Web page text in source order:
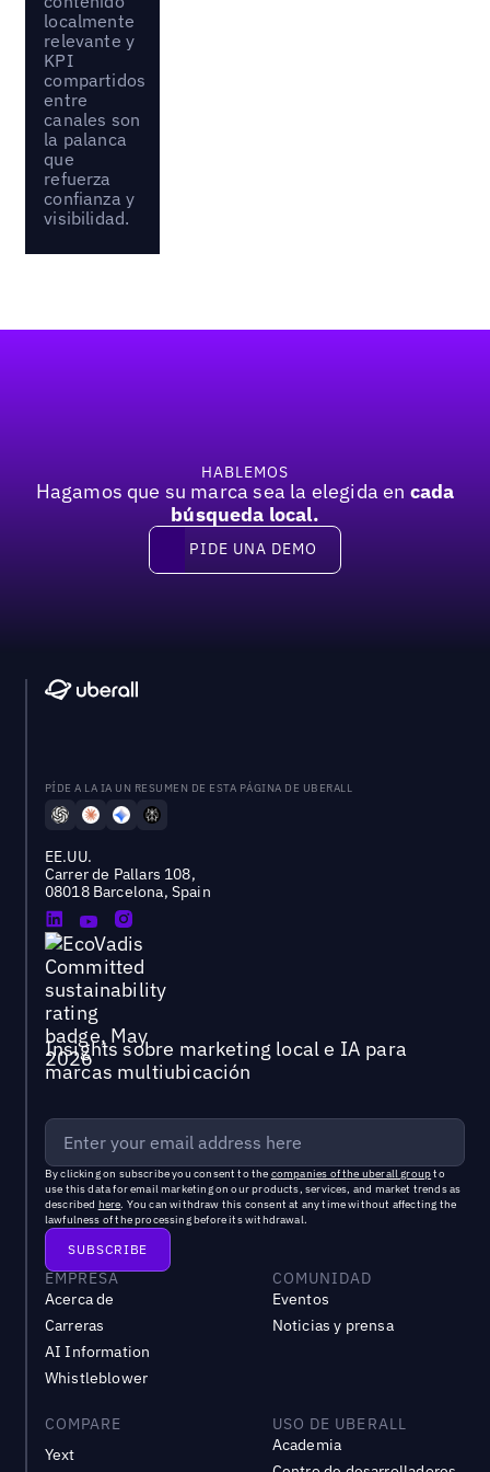
localmente
relevante y
KPI
compartidos
entre
canales son
la palanca
que
refuerza
confianza y
visibilidad.
HABLEMOS
Hagamos que su marca sea la elegida en cada
búsqueda local.
Pide una demo
PIDE UNA DEMO
PÍDE A LA IA UN RESUMEN DE ESTA PÁGINA DE UBERALL
EE.UU.
Carrer de Pallars 108,
08018 Barcelona, Spain
Insights sobre marketing local e IA para
marcas multiubicación
By clicking on subscribe you consent to the companies of the uberall groupto
use this data for email marketing on our products, services, and market trends as
described here. You can withdraw this consent at any time without affecting the
lawfulness of the processing before its withdrawal.
EMPRESA
Acerca de
Carreras
AI Information
Whistleblower
COMUNIDAD
Eventos
Noticias y prensa
COMPARE
Yext
USO DE UBERALL
Academia